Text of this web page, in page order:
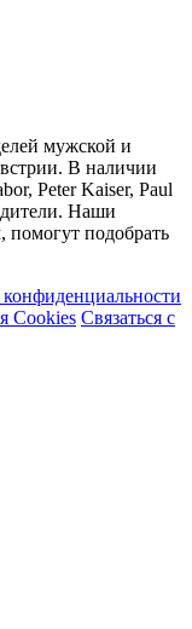
мужской и
В наличии
Peter Kaiser, Paul
Наши
помогут подобрать
Cookies Связаться с